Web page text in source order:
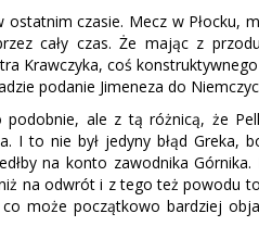
czasie. Mecz w Płocku,
cały czas. Że mając z
Krawczyka, coś
podanie Jimeneza do
ale z tą różnicą, że
I to nie był jedyny błąd Greka,
na konto zawodnika Górnika.
na odwrót i z tego też powodu
może początkowo bardziej